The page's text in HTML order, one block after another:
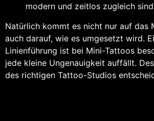
modern und zeitlos zugleich
Natürlich kommt es nicht nur auf das
auch darauf, wie es umgesetzt wird.
Linienführung ist bei Mini-Tattoos
jede kleine Ungenauigkeit auffällt.
des richtigen Tattoo-Studios